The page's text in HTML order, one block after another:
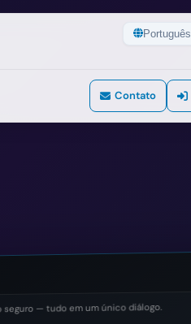
Português
Contato
— tudo em um único diálogo.